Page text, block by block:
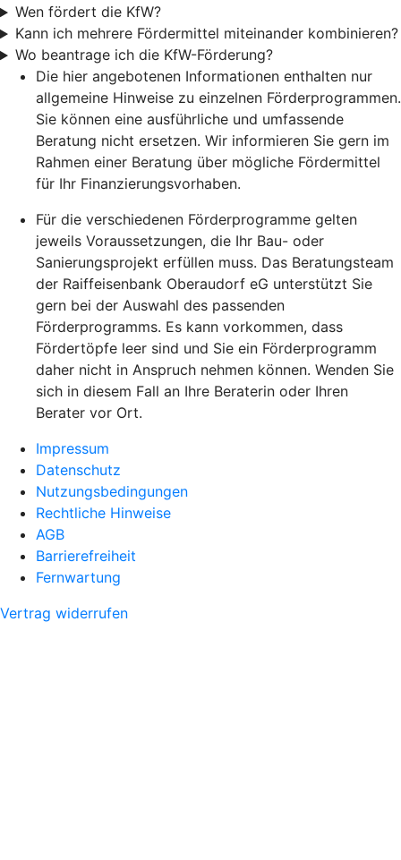
Wen fördert die KfW?
Kann ich mehrere Fördermittel miteinander kombinieren?
Wo beantrage ich die KfW-Förderung?
Die hier angebotenen Informationen enthalten nur
allgemeine Hinweise zu einzelnen Förderprogrammen.
Sie können eine ausführliche und umfassende
Beratung nicht ersetzen. Wir informieren Sie gern im
Rahmen einer Beratung über mögliche Fördermittel
für Ihr Finanzierungsvorhaben.
Für die verschiedenen Förderprogramme gelten
jeweils Voraussetzungen, die Ihr Bau- oder
Sanierungsprojekt erfüllen muss. Das Beratungsteam
der Raiffeisenbank Oberaudorf eG unterstützt Sie
gern bei der Auswahl des passenden
Förderprogramms. Es kann vorkommen, dass
Fördertöpfe leer sind und Sie ein Förderprogramm
daher nicht in Anspruch nehmen können. Wenden Sie
sich in diesem Fall an Ihre Beraterin oder Ihren
Berater vor Ort.
Impressum
Datenschutz
Nutzungsbedingungen
Rechtliche Hinweise
AGB
Barrierefreiheit
Fernwartung
Vertrag widerrufen